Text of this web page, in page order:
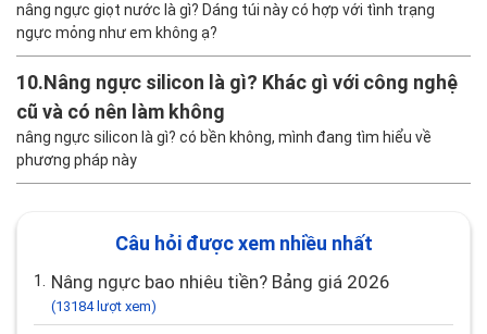
nâng ngực giọt nước là gì? Dáng túi này có hợp với tình trạng
ngực mỏng như em không ạ?
10.Nâng ngực silicon là gì? Khác gì với công nghệ
cũ và có nên làm không
nâng ngực silicon là gì? có bền không, mình đang tìm hiểu về
phương pháp này
Câu hỏi được xem nhiều nhất
1. Nâng ngực bao nhiêu tiền? Bảng giá 2026
(13184 lượt xem)